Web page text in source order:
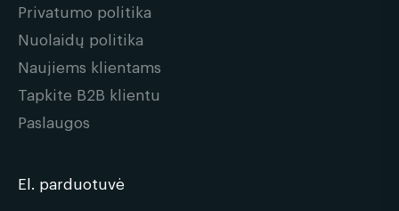
Privatumo politika
Nuolaidų politika
Naujiems klientams
Tapkite B2B klientu
Paslaugos
El. parduotuvė